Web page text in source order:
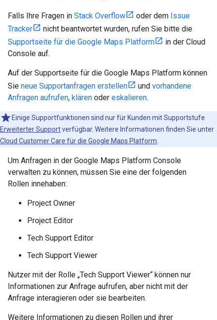
Falls Ihre Fragen in Stack Overflow oder dem Issue
Tracker
nicht beantwortet wurden, rufen Sie bitte die
Supportseite für die Google Maps Platform
in der Cloud
Console auf.
Auf der Supportseite für die Google Maps Platform können
Sie neue Supportanfragen erstellen und vorhandene
Anfragen aufrufen, klären oder eskalieren.
Einige Supportfunktionen sind nur für Kunden mit Supportstufe
Erweiterter Supportverfügbar. Weitere Informationen finden Sie unter
Cloud Customer Care für die Google Maps Platform
Um Anfragen in der Google Maps Platform Console
verwalten zu können, müssen Sie eine der folgenden
Rollen innehaben:
Project Owner
Project Editor
Tech Support Editor
Tech Support Viewer
Nutzer mit der Rolle „Tech Support Viewer“ können nur
Informationen zur Anfrage aufrufen, aber nicht mit der
Anfrage interagieren oder sie bearbeiten.
Weitere Informationen zu diesen Rollen und ihrer